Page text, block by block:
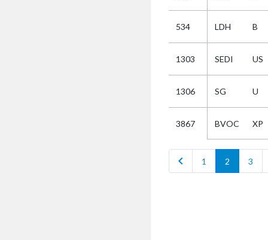
534 LDH B
1303 SEDI US
1306 SG U
3867 BVOC XP
chevron_left 1 2 3